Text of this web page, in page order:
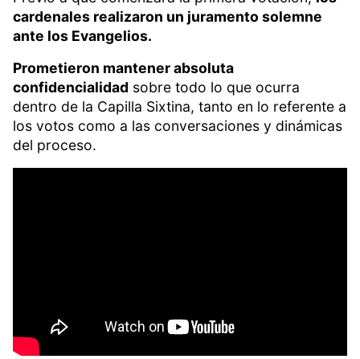
cardenales realizaron un juramento solemne
ante los Evangelios.
Prometieron mantener absoluta
confidencialidad sobre todo lo que ocurra
dentro de la Capilla Sixtina, tanto en lo referente a
los votos como a las conversaciones y dinámicas
del proceso.